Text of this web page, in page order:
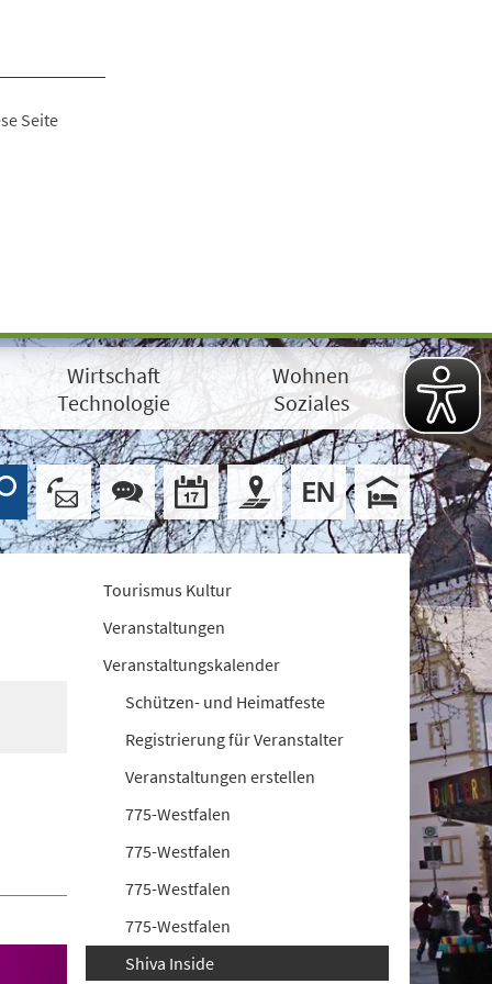
Seite
Wirtschaft
Technologie
Wohnen
Soziales
Tourismus Kultur
Veranstaltungen
Veranstaltungskalender
Schützen- und Heimatfeste
Registrierung für Veranstalter
Veranstaltungen erstellen
775-Westfalen
775-Westfalen
775-Westfalen
775-Westfalen
Shiva Inside